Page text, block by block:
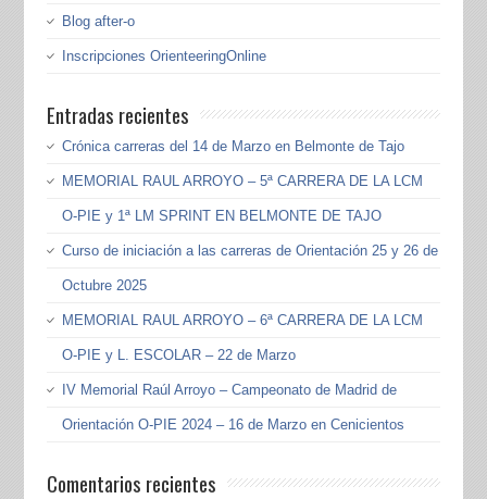
Blog after-o
Inscripciones OrienteeringOnline
Entradas recientes
Crónica carreras del 14 de Marzo en Belmonte de Tajo
MEMORIAL RAUL ARROYO – 5ª CARRERA DE LA LCM
O-PIE y 1ª LM SPRINT EN BELMONTE DE TAJO
Curso de iniciación a las carreras de Orientación 25 y 26 de
Octubre 2025
MEMORIAL RAUL ARROYO – 6ª CARRERA DE LA LCM
O-PIE y L. ESCOLAR – 22 de Marzo
IV Memorial Raúl Arroyo – Campeonato de Madrid de
Orientación O-PIE 2024 – 16 de Marzo en Cenicientos
Comentarios recientes